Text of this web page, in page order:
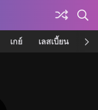
เกย์ เลสเบี้ยน เค